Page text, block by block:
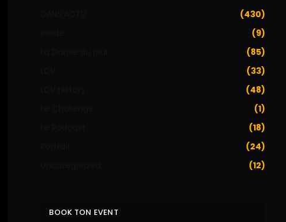
(430)
(9)
(85)
(33)
(48)
(1)
(18)
(24)
(12)
BOOK TON EVENT